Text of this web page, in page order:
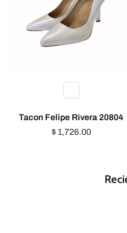
Tacon Felipe Rivera 20804
Precio
$ 1,726.00